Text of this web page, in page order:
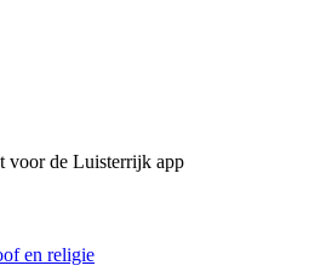
voor de Luisterrijk app
en religie